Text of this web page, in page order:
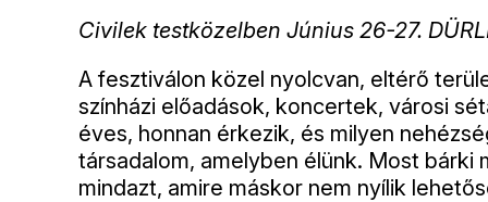
Civilek testközelben Június 26-27.
A fesztiválon közel nyolcvan, eltérő
színházi előadások, koncertek, városi
éves, honnan érkezik, és milyen
társadalom, amelyben élünk. Most
mindazt, amire máskor nem nyílik